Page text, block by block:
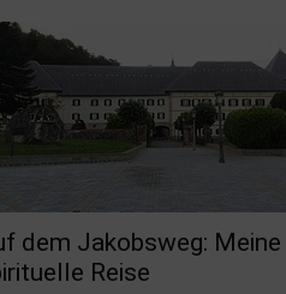
dem Jakobsweg: Meine
Reise